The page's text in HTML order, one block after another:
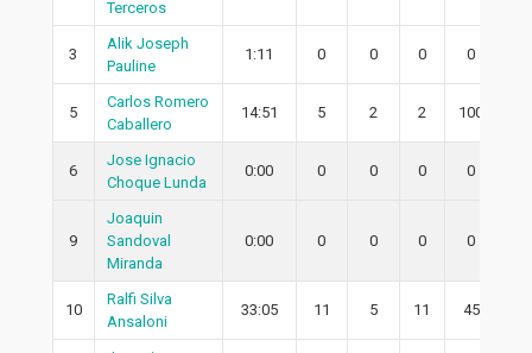
Terceros
3
Alik Joseph
Pauline
1:11 0 0 0 0
5
Carlos Romero
Caballero
14:51 5 2 2 100
6
Jose Ignacio
Choque Lunda
0:00 0 0 0 0
9
Joaquin
Sandoval
Miranda
0:00 0 0 0 0
10
Ralfi Silva
Ansaloni
33:05 11 5 11 45